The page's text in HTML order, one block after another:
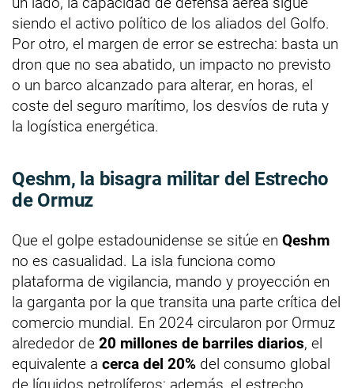
siendo el activo político de los aliados del Golfo.
Por otro, el margen de error se estrecha: basta un
dron que no sea abatido, un impacto no previsto
o un barco alcanzado para alterar, en horas, el
coste del seguro marítimo, los desvíos de ruta y
la logística energética.
Qeshm, la bisagra militar del Estrecho
de Ormuz
Que el golpe estadounidense se sitúe en Qeshm
no es casualidad. La isla funciona como
plataforma de vigilancia, mando y proyección en
la garganta por la que transita una parte crítica del
comercio mundial. En 2024 circularon por Ormuz
alrededor de 20 millones de barriles diarios, el
equivalente a cerca del 20% del consumo global